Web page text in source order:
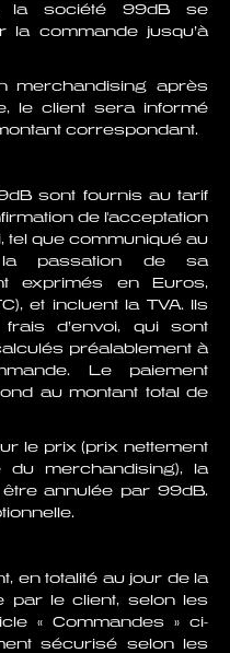
la société 99dB se
commande jusqu’à
merchandising après
le client sera informé
correspondant.
sont fournis au tarif
de l'acceptation
tel que communiqué au
la passation de sa
exprimés en Euros,
et incluent la TVA. Ils
d’envoi, qui sont
préalablement à
Le paiement
au montant total de
le prix (prix nettement
merchandising), la
annulée par 99dB.
en totalité au jour de la
par le client, selon les
« Commandes » ci-
sécurisé selon les